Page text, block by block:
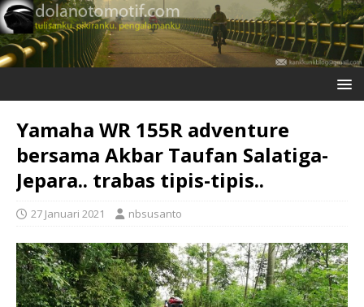
Yamaha WR 155R adventure
bersama Akbar Taufan Salatiga-
Jepara.. trabas tipis-tipis..
27 Januari 2021 nbsusanto